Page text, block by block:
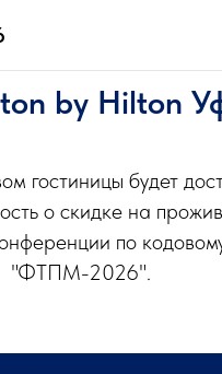
by Hilton
гостиницы будет
о скидке на
по
"ФТПМ-2026".